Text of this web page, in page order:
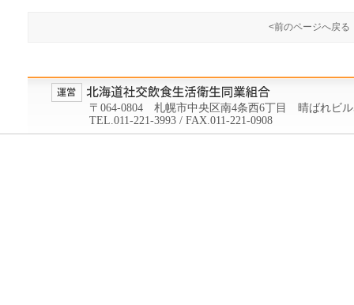
<前のページへ戻る
〒064-0804 札幌市中央区南4条西6丁目 晴ばれビ
TEL.011-221-3993 / FAX.011-221-0908